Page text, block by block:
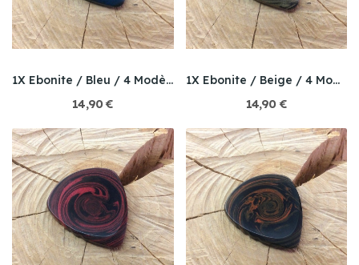
1X Ebonite / Bleu / 4 Modèle au choix
14,90 €
1X Ebonite / Beige / 4 Modèle au choix
14,90 €